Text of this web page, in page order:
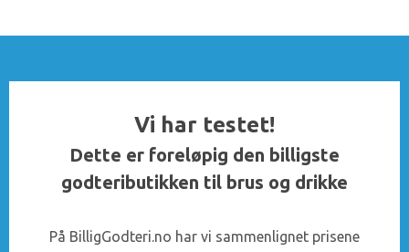
Vi har testet!
Dette er foreløpig den billigste
godteributikken til brus og drikke
På BilligGodteri.no har vi sammenlignet prisene